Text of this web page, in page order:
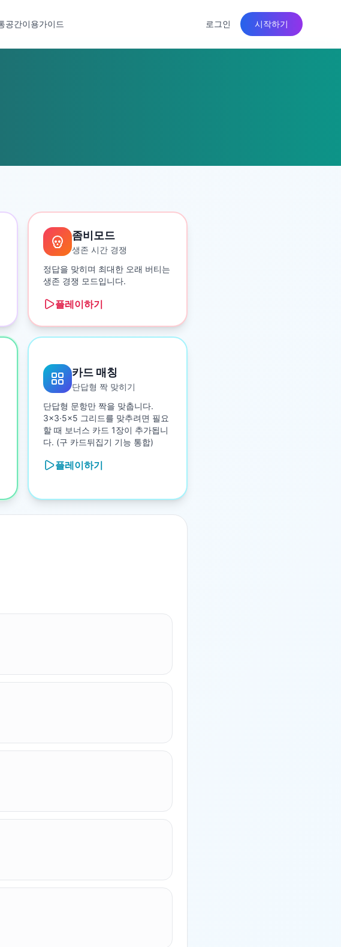
공간이용가이드 로그인 시작하기
좀비모드
생존 시간 경쟁
정답을 맞히며 최대한 오래 버티는
생존 경쟁 모드입니다.
플레이하기
카드 매칭
단답형 짝 맞히기
단답형 문항만 짝을 맞춥니다.
3×3·5×5 그리드를 맞추려면 필요
할 때 보너스 카드 1장이 추가됩니
다. (구 카드뒤집기 기능 통합)
플레이하기